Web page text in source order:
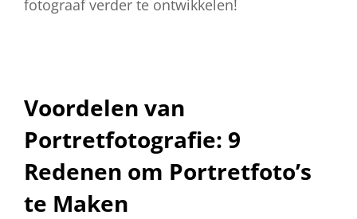
fotograaf verder te ontwikkelen!
Voordelen van
Portretfotografie: 9
Redenen om Portretfoto’s
te Maken